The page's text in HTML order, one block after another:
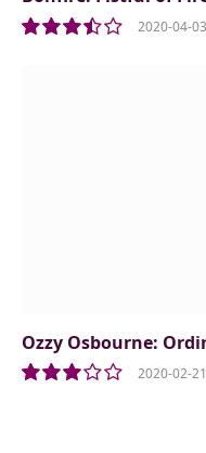
2020-04-03
Ozzy Osbourne:
2020-02-21